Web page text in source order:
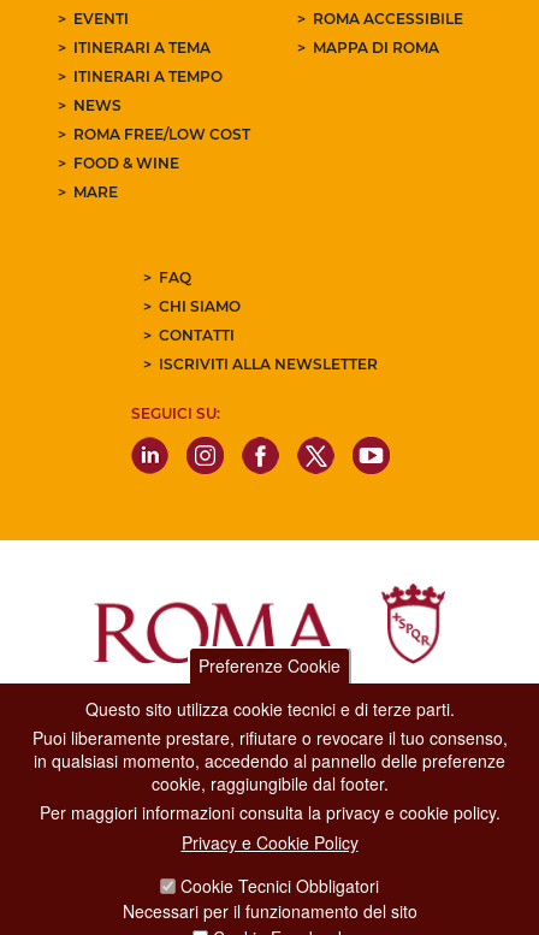
EVENTI
ITINERARI A TEMA
ITINERARI A TEMPO
NEWS
ROMA FREE/LOW COST
FOOD & WINE
MARE
ROMA ACCESSIBILE
MAPPA DI ROMA
FAQ
CHI SIAMO
CONTATTI
ISCRIVITI ALLA NEWSLETTER
SEGUICI SU:
Dipartimento Grandi Eventi, Sport, Turismo e Moda.
Via di San Basilio, 51
00187 Roma
CONTACT CENTER TEL. 06 06 08
CONTATTA LA REDAZIONE
Preferenze Cookie
Questo sito utilizza cookie tecnici e di terze parti.
Puoi liberamente prestare, rifiutare o revocare il tuo consenso,
in qualsiasi momento, accedendo al pannello delle preferenze
cookie, raggiungibile dal footer.
Per maggiori informazioni consulta la privacy e cookie policy.
Privacy e Cookie Policy
Cookie Tecnici Obbligatori
Necessari per il funzionamento del sito